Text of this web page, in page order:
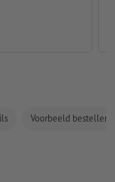
Voorbeeld bestellen